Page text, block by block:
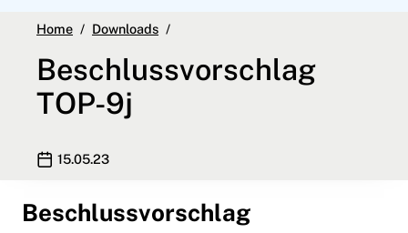
Home Downloads
Beschlussvorschlag
TOP-9j
Publication date
15.05.23
Beschlussvorschlag